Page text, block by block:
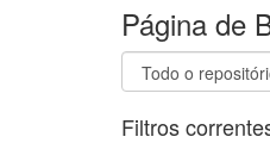
Página de
Filtros